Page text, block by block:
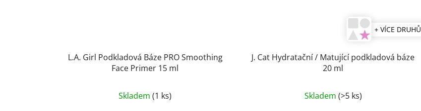
L.A. Girl Podkladová Báze PRO Smoothing
Face Primer 15 ml
Skladem(1 ks)
+ VÍCE DRUHŮ
J. Cat Hydratační / Matující podkladová báze
20 ml
Skladem (>5 ks)